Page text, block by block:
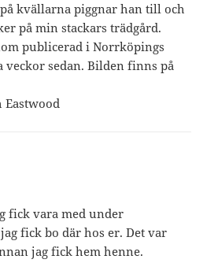
kvällarna piggnar han till och
på min stackars trädgård.
publicerad i Norrköpings
sedan. Bilden finns på
Eastwood
fick vara med under
fick bo där hos er. Det var
jag fick hem henne.